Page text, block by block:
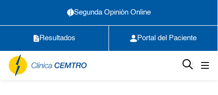
Segunda Opinión Online
Resultados Portal del Paciente